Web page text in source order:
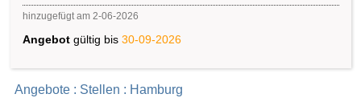
hinzugefügt am 2-06-2026
Angebot gültig bis 30-09-2026
Angebote : Stellen : Hamburg